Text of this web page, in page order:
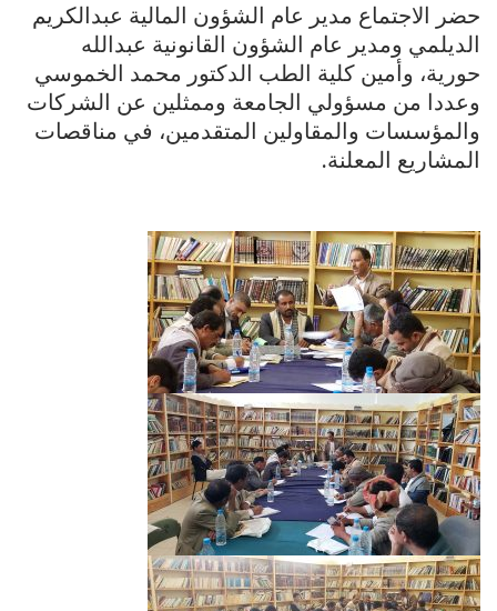
حضر الاجتماع مدير عام الشؤون المالية عبدالكريم
الديلمي ومدير عام الشؤون القانونية عبدالله
حورية، وأمين كلية الطب الدكتور محمد الخموسي
وعددا من مسؤولي الجامعة وممثلين عن الشركات
والمؤسسات والمقاولين المتقدمين، في مناقصات
المشاريع المعلنة.